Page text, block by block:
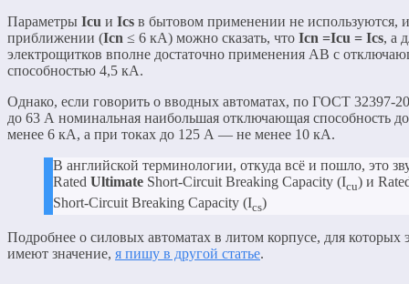
Параметры Icu и Ics в бытовом применении не используются,
приближении (Icn ≤ 6 кА) можно сказать, что Icn =Icu = Ics, а
электрощитков вполне достаточно применения АВ с
способностью 4,5 кА.
Однако, если говорить о вводных автоматах, по ГОСТ 32397-
до 63 А номинальная наибольшая отключающая способность
менее 6 кА, а при токах до 125 А — не менее 10 кА.
В английской терминологии, откуда всё и пошло, это
Rated Ultimate Short-Circuit Breaking Capacity (Icu) и
Short-Circuit Breaking Capacity (Ics)
Подробнее о силовых автоматах в литом корпусе, для которых
имеют значение, я пишу в другой статье.